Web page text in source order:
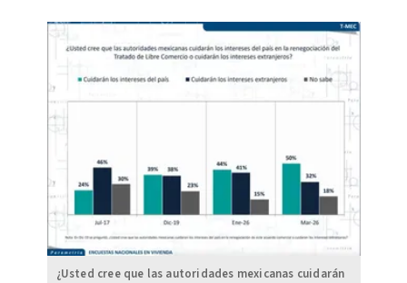
¿Usted cree que las autoridades mexicanas cuidarán